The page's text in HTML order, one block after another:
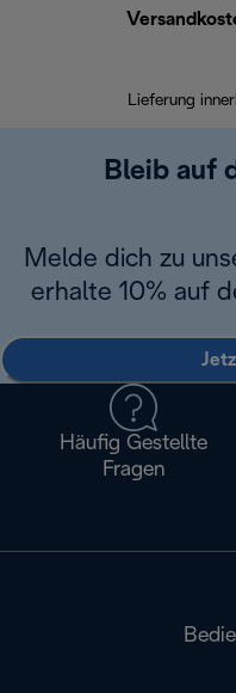
Lieferung
Bleib auf
Melde dich zu
erhalte 10% auf
Häufig Gestellte
Fragen